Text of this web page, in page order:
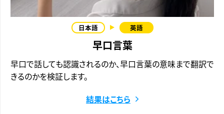
早口言葉
早口で話しても認識されるのか、早口言葉の意味まで翻訳で
きるのかを検証します。
結果はこちら